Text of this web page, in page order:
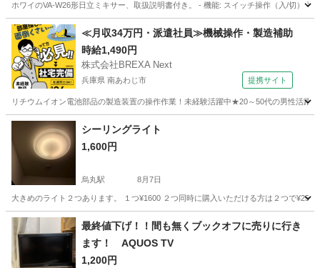
ホワイのVA-W26形日立ミキサー、取扱説明書付き。 - 機能: スイッチ操作（入/切）
京都 京都市 元田中駅 キッチン家電 ミキサー
≪月収34万円・派遣社員≫機械操作・製造補助
時給1,490円
株式会社BREXA Next
兵庫県 南あわじ市 提携サイト
リチウムイオン電池部品の製造装置の操作作業！未経験活躍中★20～50代の男性活
兵庫 南あわじ市 その他
シーリングライト
1,600円
烏丸駅 8月7日
大きめのライト２つあります。 １つ¥1600 ２つ同時に購入いただける方は２つで
京都 京都市 烏丸駅 季節、空調家電
最終値下げ！！間も無くブックオフに売りに行き
ます！ AQUOS TV
1,200円